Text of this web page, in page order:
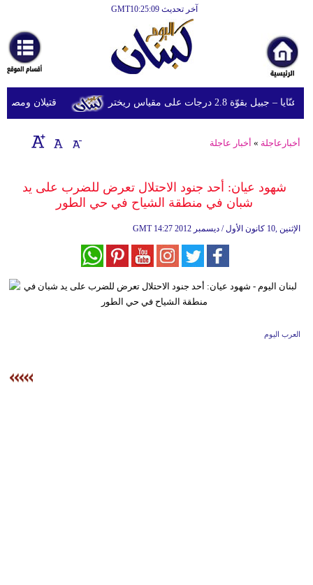
آخر تحديث GMT10:25:09
أخبارعاجلة
رياضة
ثقافة
إقتصاد
وموسيقى
أخبار
قتيلان ومصابون جراء 14 غارة إسرائيلية على 2.8 درجات على مقياس ريختر
أخبارعاجلة » أخبار عاجلة
شهود عيان: أحد جنود الاحتلال تعرض للضرب على يد
شبان في منطقة الشياح في حي الطور
GMT 14:27 2012 الإثنين ,10 كانون الأول / ديسمبر
العرب اليوم